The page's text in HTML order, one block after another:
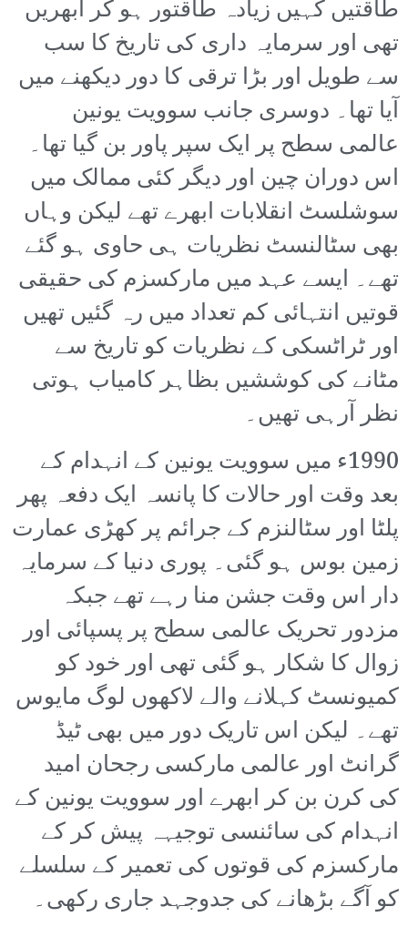
طاقتیں کہیں زیادہ طاقتور ہو کر ابھریں
تھی اور سرمایہ داری کی تاریخ کا سب
سے طویل اور بڑا ترقی کا دور دیکھنے میں
آیا تھا۔ دوسری جانب سوویت یونین
عالمی سطح پر ایک سپر پاور بن گیا تھا۔
اس دوران چین اور دیگر کئی ممالک میں
سوشلسٹ انقلابات ابھرے تھے لیکن وہاں
بھی سٹالنسٹ نظریات ہی حاوی ہو گئے
تھے۔ ایسے عہد میں مارکسزم کی حقیقی
قوتیں انتہائی کم تعداد میں رہ گئیں تھیں
اور ٹراٹسکی کے نظریات کو تاریخ سے
مٹانے کی کوششیں بظاہر کامیاب ہوتی
نظر آرہی تھیں۔
1990ء میں سوویت یونین کے انہدام کے
بعد وقت اور حالات کا پانسہ ایک دفعہ پھر
پلٹا اور سٹالنزم کے جرائم پر کھڑی عمارت
زمین بوس ہو گئی۔ پوری دنیا کے سرمایہ
دار اس وقت جشن منا رہے تھے جبکہ
مزدور تحریک عالمی سطح پر پسپائی اور
زوال کا شکار ہو گئی تھی اور خود کو
کمیونسٹ کہلانے والے لاکھوں لوگ مایوس
تھے۔ لیکن اس تاریک دور میں بھی ٹیڈ
گرانٹ اور عالمی مارکسی رجحان امید
کی کرن بن کر ابھرے اور سوویت یونین کے
انہدام کی سائنسی توجیہہ پیش کر کے
مارکسزم کی قوتوں کی تعمیر کے سلسلے
کو آگے بڑھانے کی جدوجہد جاری رکھی۔